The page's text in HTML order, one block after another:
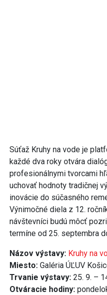
Súťaž Kruhy na vode je
každé dva roky otvára
profesionálnymi tvorcami
uchovať hodnoty tradičnej
inovácie do súčasného
Výnimočné diela z 12.
návštevníci budú môcť
termíne od 25. septembra
Názov výstavy: Kruhy na
Miesto: Galéria ÚĽUV
Trvanie výstavy: 25. 9. –
Otváracie hodiny: